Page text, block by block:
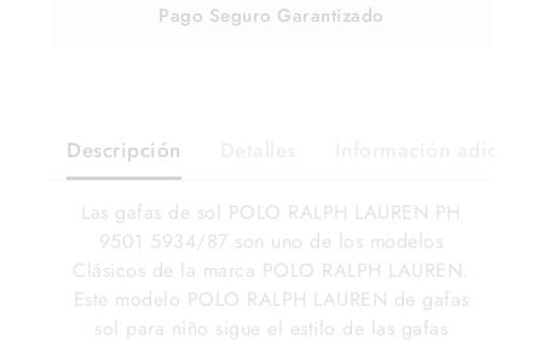
Pago Seguro Garantizado
Descripción
Las gafas de sol POLO RALPH LAUREN PH
9501 5934/87 son uno de los modelos
Clásicos de la marca POLO RALPH LAUREN.
Este modelo POLO RALPH LAUREN de gafas
sol para niño sigue el estilo de las gafas